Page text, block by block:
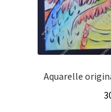
Aquarelle